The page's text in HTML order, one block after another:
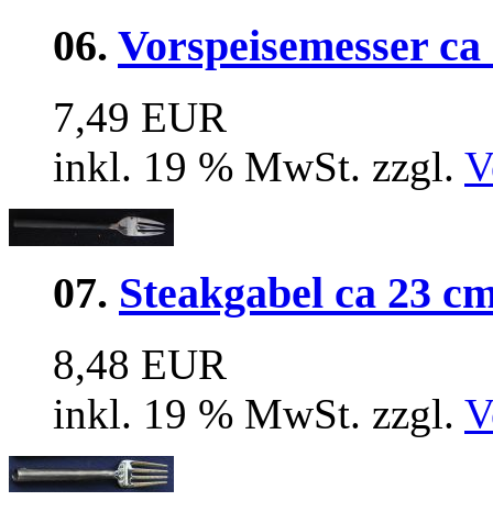
06. Vorspeisemesser
7,49 EUR
inkl. 19 % MwSt. zzgl.
07. Steakgabel ca 23
8,48 EUR
inkl. 19 % MwSt. zzgl.